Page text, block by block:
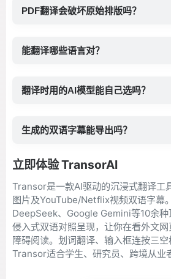
PDF翻译会破坏原始排版吗？
能翻译哪些语言对？
翻译时用的AI模型能自己选吗？
生成的双语字幕能导出吗？
立即体验 TransorAI
Transor是一款AI驱动的沉浸式翻译工
图片及YouTube/Netflix视频双语字幕
DeepSeek、Google Gemini等10余种
侵入式双语对照呈现，让你在看外文
障碍阅读。划词翻译、输入框连按三空
Transor适合学生、研究员、跨境从业